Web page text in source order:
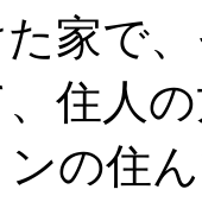
家で
住人
ンの住